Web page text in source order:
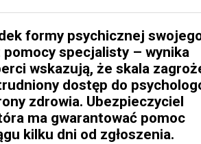
formy psychicznej
specjalisty – wynika
wskazują, że skala
dostęp do
zdrowia. Ubezpieczyciel
ma gwarantować pomoc
kilku dni od zgłoszenia.